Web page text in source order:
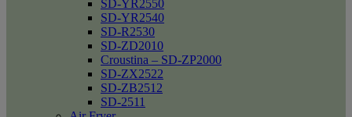
SD-YR2550
SD-YR2540
SD-R2530
SD-ZD2010
Croustina – SD-ZP2000
SD-ZX2522
SD-ZB2512
SD-2511